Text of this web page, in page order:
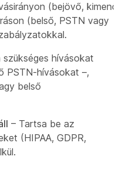
(bejövő, kimenő
(belső, PSTN vagy
szükséges hívásokat
PSTN-hívásokat –,
belső
– Tartsa be az
(HIPAA, GDPR,